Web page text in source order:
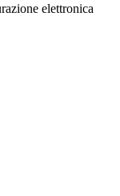
elettronica